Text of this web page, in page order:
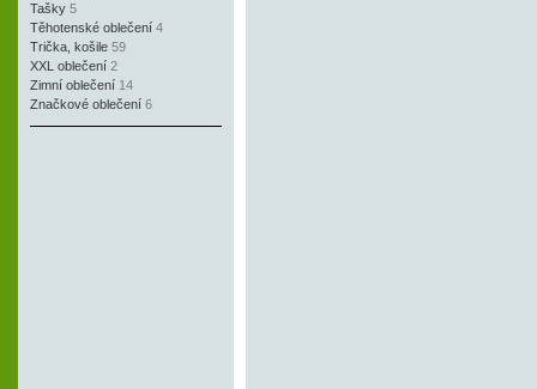
Tašky 5
Těhotenské oblečení 4
Trička, košile 59
XXL oblečení 2
Zimní oblečení 14
Značkové oblečení 6